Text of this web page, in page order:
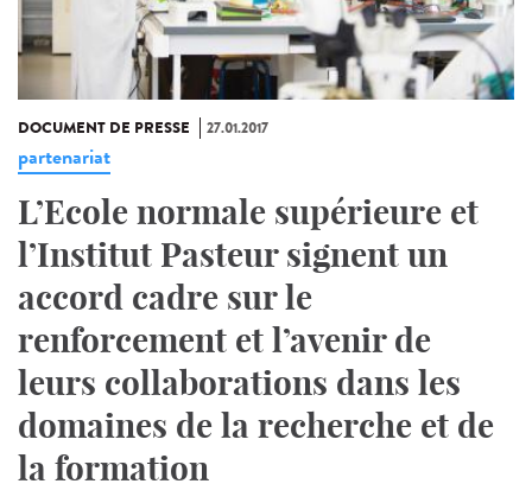
DOCUMENT DE PRESSE 27.01.2017
partenariat
L’Ecole normale supérieure et
l’Institut Pasteur signent un
accord cadre sur le
renforcement et l’avenir de
leurs collaborations dans les
domaines de la recherche et de
la formation